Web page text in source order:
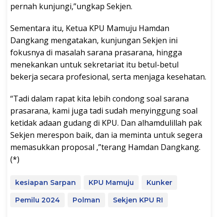
pernah kunjungi,”ungkap Sekjen.
Sementara itu, Ketua KPU Mamuju Hamdan
Dangkang mengatakan, kunjungan Sekjen ini
fokusnya di masalah sarana prasarana, hingga
menekankan untuk sekretariat itu betul-betul
bekerja secara profesional, serta menjaga kesehatan.
“Tadi dalam rapat kita lebih condong soal sarana
prasarana, kami juga tadi sudah menyinggung soal
ketidak adaan gudang di KPU. Dan alhamdulillah pak
Sekjen merespon baik, dan ia meminta untuk segera
memasukkan proposal ,”terang Hamdan Dangkang.
(*)
kesiapan Sarpan KPU Mamuju
Kunker
Pemilu 2024
Polman Sekjen KPU RI